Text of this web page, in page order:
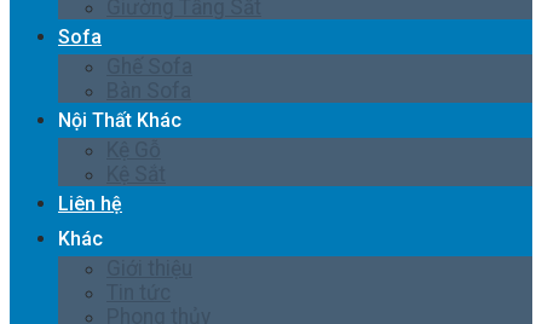
Sofa
Nội Thất Khác
Liên hệ
Khác